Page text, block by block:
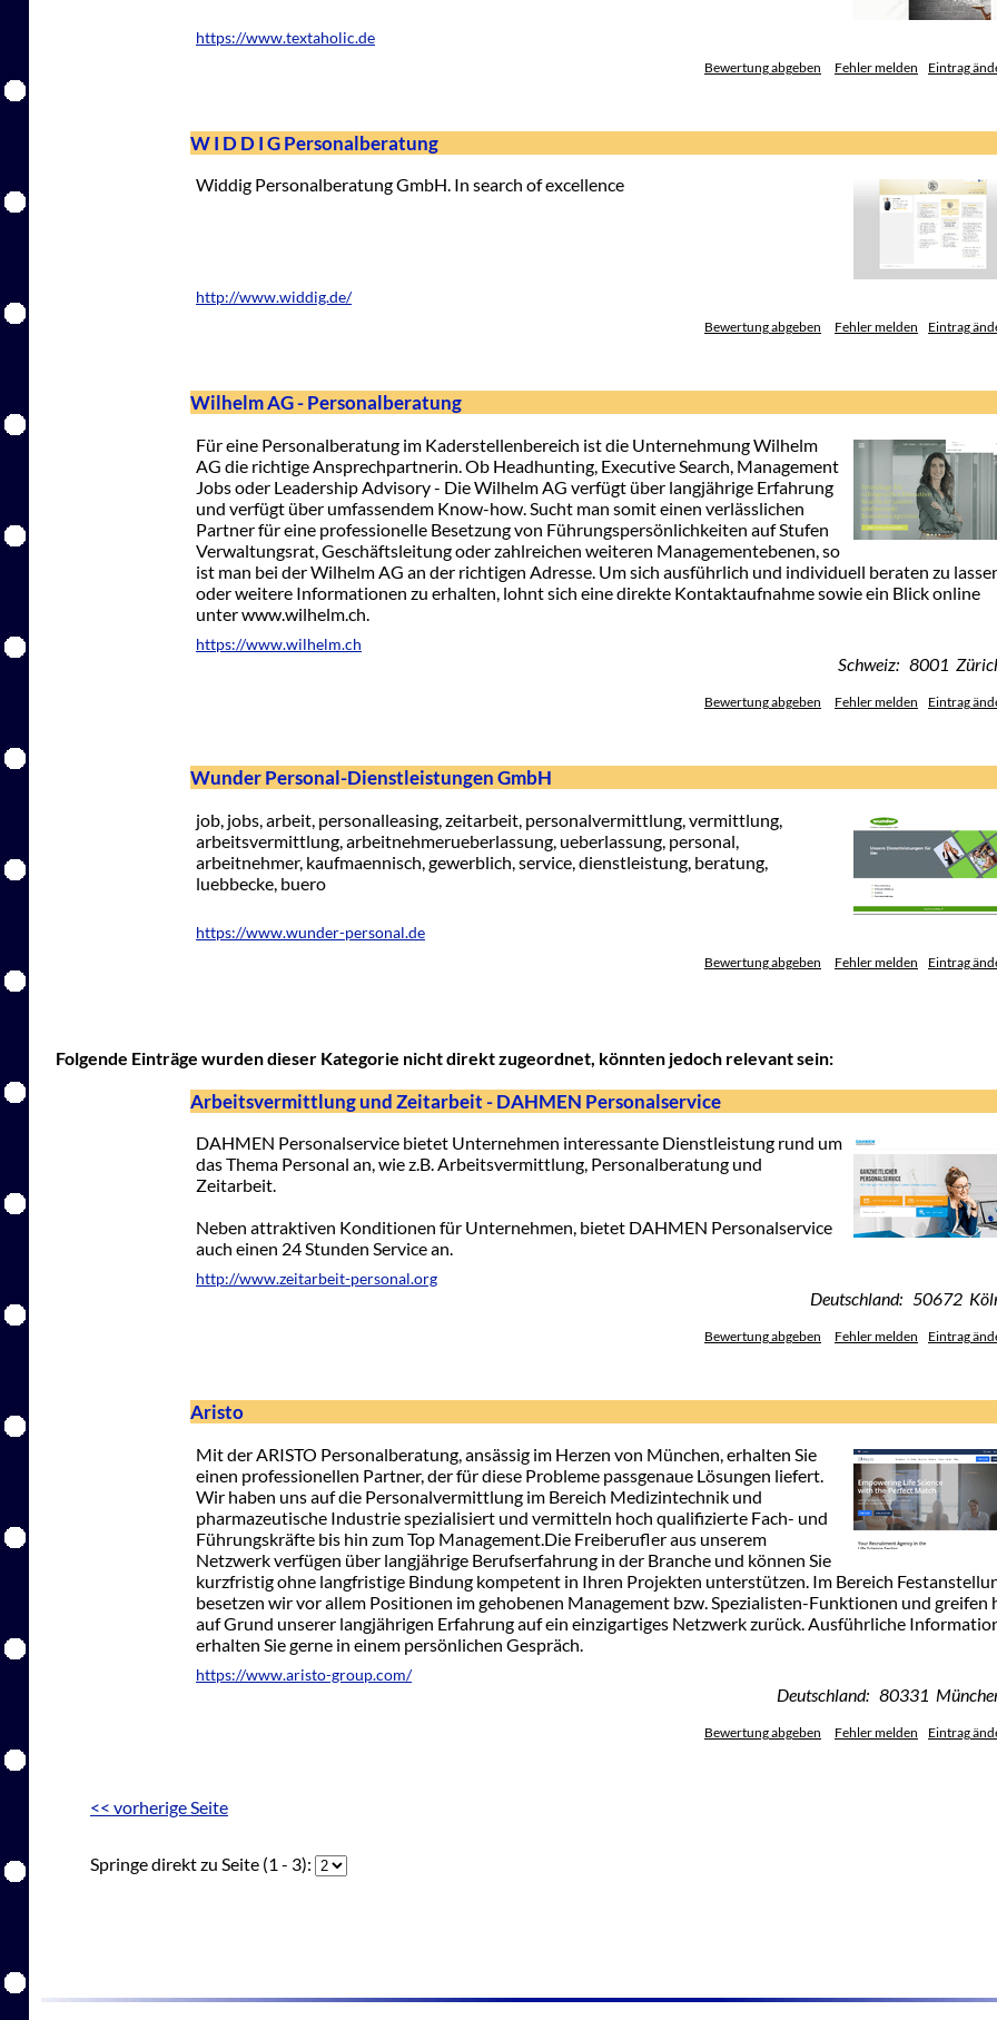
https://www.textaholic.de
Bewertung abgeben Fehler melden Eintrag
W I D D I G Personalberatung
Widdig Personalberatung GmbH. In search of excellence
http://www.widdig.de/
Bewertung abgeben Fehler melden Eintrag
Wilhelm AG - Personalberatung
Für eine Personalberatung im Kaderstellenbereich ist die Unternehmung Wilhelm
AG die richtige Ansprechpartnerin. Ob Headhunting, Executive Search, Management
Jobs oder Leadership Advisory - Die Wilhelm AG verfügt über langjährige Erfahrung
und verfügt über umfassendem Know-how. Sucht man somit einen verlässlichen
Partner für eine professionelle Besetzung von Führungspersönlichkeiten auf Stufen
Verwaltungsrat, Geschäftsleitung oder zahlreichen weiteren Managementebenen, so
ist man bei der Wilhelm AG an der richtigen Adresse. Um sich ausführlich und individuell beraten zu
oder weitere Informationen zu erhalten, lohnt sich eine direkte Kontaktaufnahme sowie ein Blick online
unter www.wilhelm.ch.
https://www.wilhelm.ch
Schweiz: 8001
Bewertung abgeben Fehler melden Eintrag
Wunder Personal-Dienstleistungen GmbH
job, jobs, arbeit, personalleasing, zeitarbeit, personalvermittlung, vermittlung,
arbeitsvermittlung, arbeitnehmerueberlassung, ueberlassung, personal,
arbeitnehmer, kaufmaennisch, gewerblich, service, dienstleistung, beratung,
luebbecke, buero
https://www.wunder-personal.de
Bewertung abgeben Fehler melden Eintrag
Folgende Einträge wurden dieser Kategorie nicht direkt zugeordnet, könnten jedoch relevant sein:
Arbeitsvermittlung und Zeitarbeit - DAHMEN Personalservice
DAHMEN Personalservice bietet Unternehmen interessante Dienstleistung rund um
das Thema Personal an, wie z.B. Arbeitsvermittlung, Personalberatung und
Zeitarbeit.
Neben attraktiven Konditionen für Unternehmen, bietet DAHMEN Personalservice
auch einen 24 Stunden Service an.
http://www.zeitarbeit-personal.org
Deutschland: 50672
Bewertung abgeben Fehler melden Eintrag
Aristo
Mit der ARISTO Personalberatung, ansässig im Herzen von München, erhalten Sie
einen professionellen Partner, der für diese Probleme passgenaue Lösungen liefert.
Wir haben uns auf die Personalvermittlung im Bereich Medizintechnik und
pharmazeutische Industrie spezialisiert und vermitteln hoch qualifizierte Fach- und
Führungskräfte bis hin zum Top Management.Die Freiberufler aus unserem
Netzwerk verfügen über langjährige Berufserfahrung in der Branche und können Sie
kurzfristig ohne langfristige Bindung kompetent in Ihren Projekten unterstützen. Im Bereich
besetzen wir vor allem Positionen im gehobenen Management bzw. Spezialisten-Funktionen und greifen
auf Grund unserer langjährigen Erfahrung auf ein einzigartiges Netzwerk zurück. Ausführliche
erhalten Sie gerne in einem persönlichen Gespräch.
https://www.aristo-group.com/
Deutschland: 80331
Bewertung abgeben Fehler melden Eintrag
<< vorherige Seite
Springe direkt zu Seite (1 - 3):